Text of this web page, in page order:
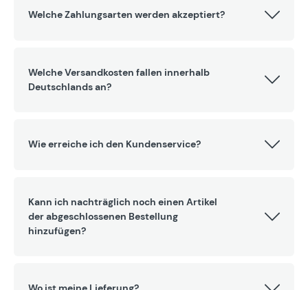
Welche Zahlungsarten werden akzeptiert?
Welche Versandkosten fallen innerhalb
Deutschlands an?
Wie erreiche ich den Kundenservice?
Kann ich nachträglich noch einen Artikel
der abgeschlossenen Bestellung
hinzufügen?